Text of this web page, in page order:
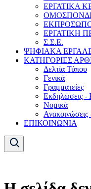
ΕΡΓΑΤΙΚΑ
ΕΡΓΑΤΙΚΗ
Σ.Σ.Ε.
ΨΗΦΙΑΚΑ
ΚΑΤΗΓΟΡΙΕΣ
Δελτία Τύπου
Γενικά
Γραμματείες
Εκδηλώσεις -
Νομικά
Ανακοινώσεις
ΕΠΙΚΟΙΝΩΝΙΑ